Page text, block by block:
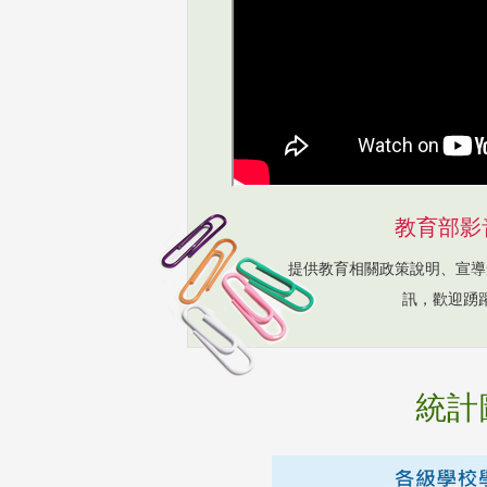
教育部影
提供教育相關政策說明、宣
訊，歡迎踴
統計